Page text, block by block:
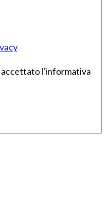
l'informativa